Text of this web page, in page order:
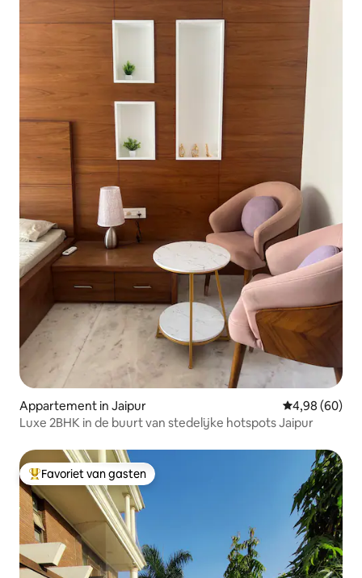
Appartement in Jaipur Gemiddelde
4,98 (60)
Luxe 2BHK in de buurt van stedelijke hotspots Jaipur
Topfavoriet van gasten
Favoriet van gasten